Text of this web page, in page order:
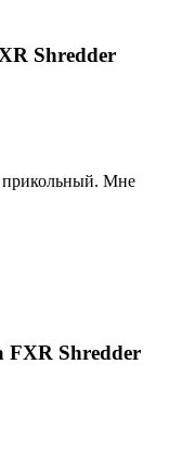
Shredder
прикольный. Мне
FXR Shredder